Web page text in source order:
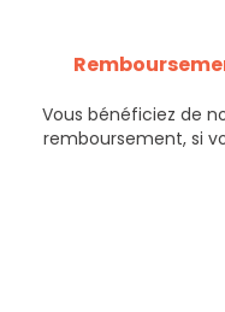
Vous bénéficiez de
remboursement, si